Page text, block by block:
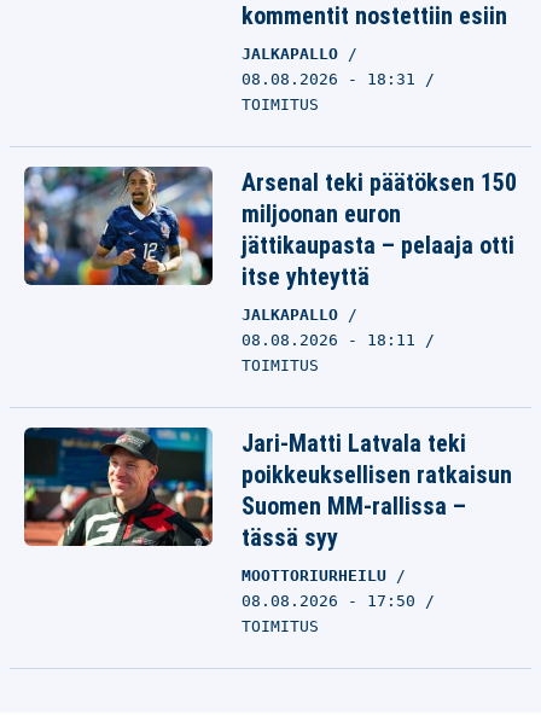
kommentit nostettiin esiin
JALKAPALLO
08.08.2026 - 18:31
TOIMITUS
Arsenal teki päätöksen 150
miljoonan euron
jättikaupasta – pelaaja otti
itse yhteyttä
JALKAPALLO
08.08.2026 - 18:11
TOIMITUS
Jari-Matti Latvala teki
poikkeuksellisen ratkaisun
Suomen MM-rallissa –
tässä syy
MOOTTORIURHEILU
08.08.2026 - 17:50
TOIMITUS